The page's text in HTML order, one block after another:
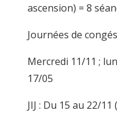
ascension) = 8
Journées de
Mercredi 11/11 ;
17/05
JIJ : Du 15 au 22/11